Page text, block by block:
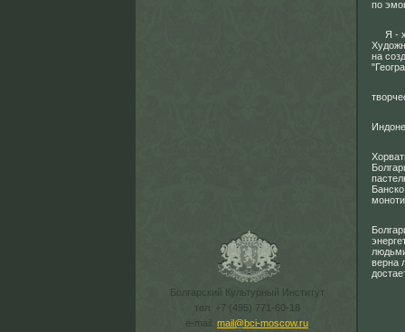
Болгарский Культурный Институт
тел. +7 (495) 771-60-18
e-mail: mail@bci-moscow.ru
по
Я -
на
верна